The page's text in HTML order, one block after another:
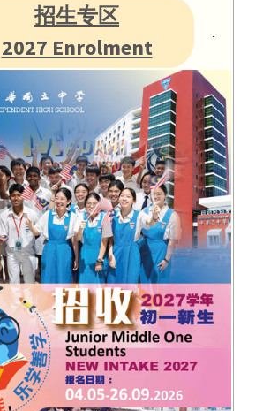
招生专区
2027 Enrolment